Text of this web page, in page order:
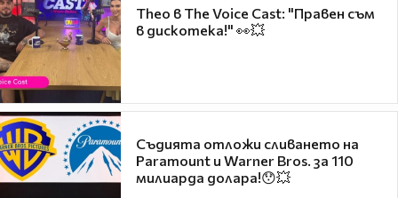
Theo в The Voice Cast: "Правен съм
в дискотека!" 👀💥
Съдията отложи сливането на
Paramount и Warner Bros. за 110
милиарда долара!😯💥